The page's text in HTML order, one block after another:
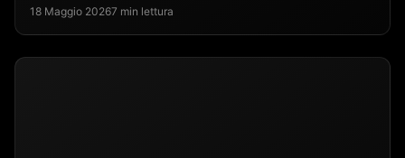
18 Maggio 20267 min lettura